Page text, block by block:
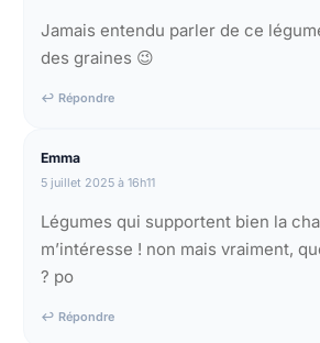
Jamais entendu parler de ce
des graines 😉
↩ Répondre
Emma
5 juillet 2025 à 16h11
Légumes qui supportent bien la
m’intéresse ! non mais vraiment,
? po
↩ Répondre